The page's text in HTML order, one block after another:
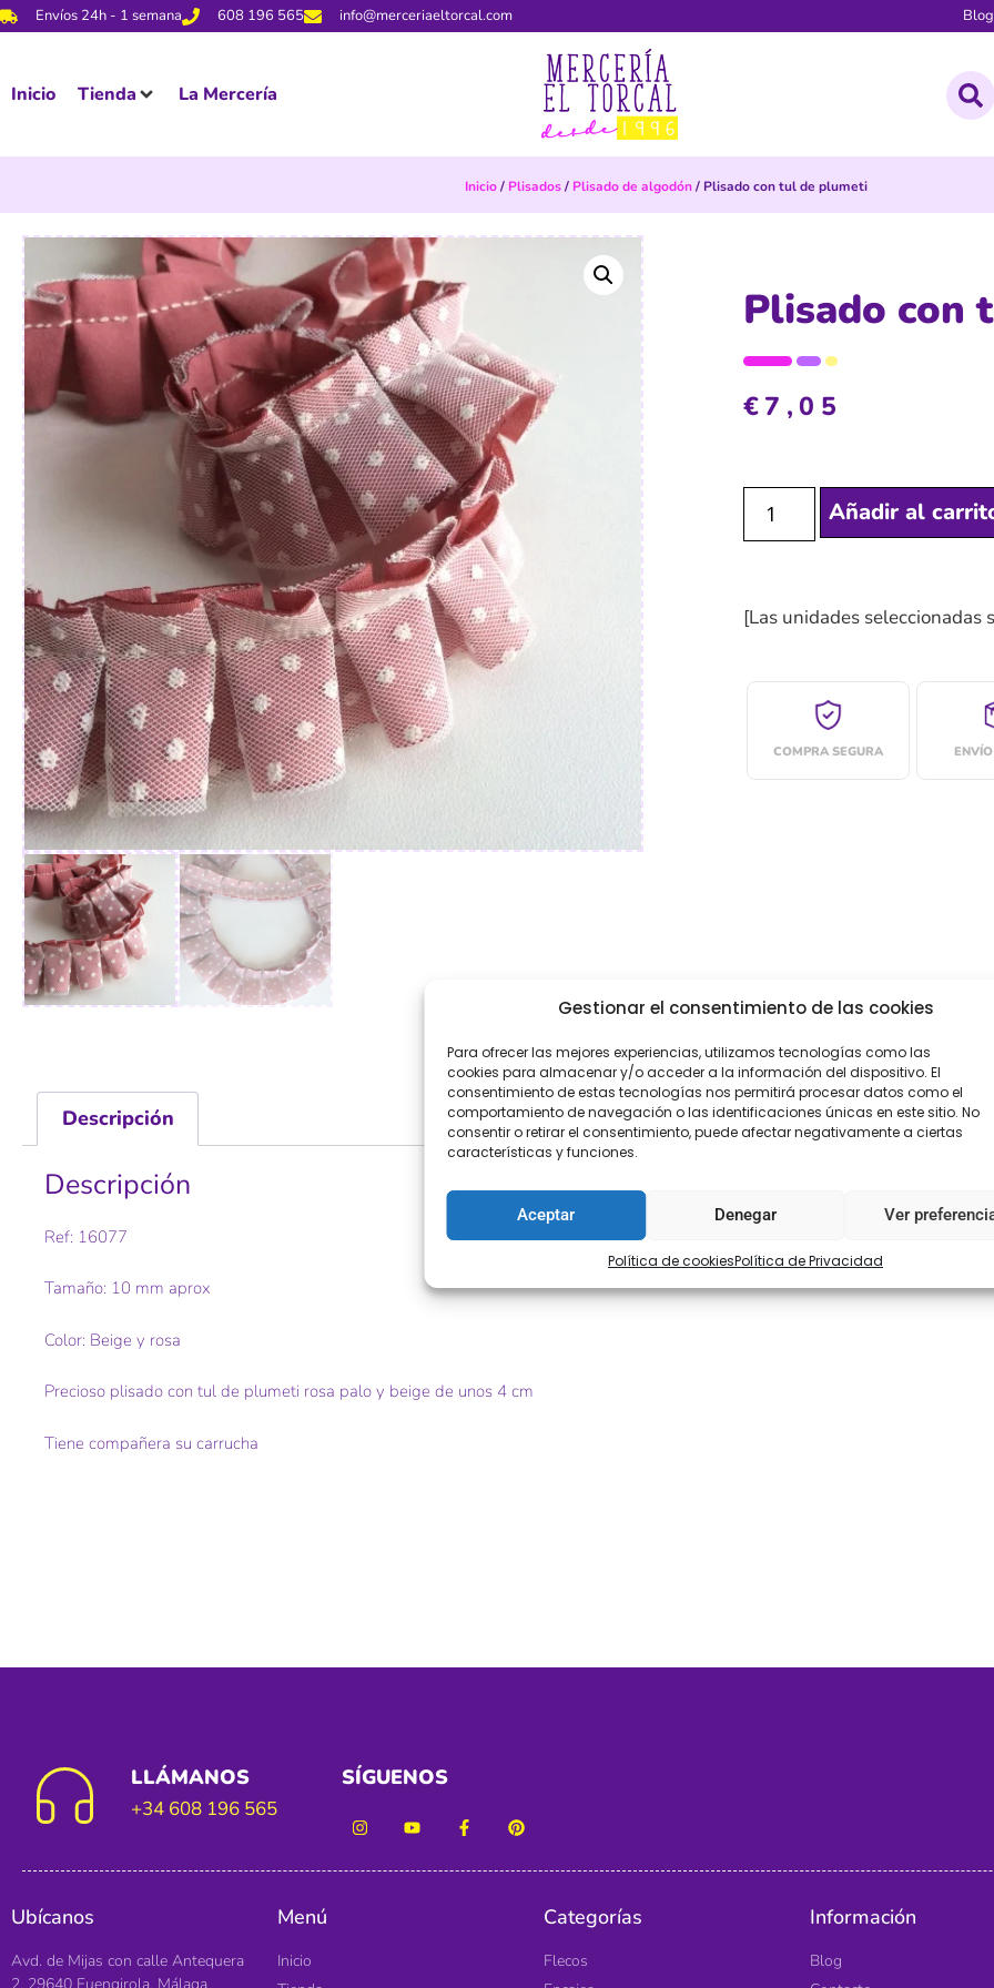
Gestionar el consentimiento de las cookies
Para ofrecer las mejores experiencias, utilizamos tecnologías como las
cookies para almacenar y/o acceder a la información del dispositivo. El
consentimiento de estas tecnologías nos permitirá procesar datos como el
comportamiento de navegación o las identificaciones únicas en este sitio. No
consentir o retirar el consentimiento, puede afectar negativamente a ciertas
características y funciones.
Aceptar Denegar Ver
Política de cookiesPolítica de Privacidad
Envíos 24h - 1 semana 608 196 565 info@merceriaeltorcal.com Blog
Inicio Tienda La Mercería
Inicio/ Plisados/ Plisado de algodón/ Plisado con tul de plumeti
Plisado con
€7,05
Añadir al
[Las unidades seleccionadas
COMPRA SEGURA
Descripción
Descripción
Ref: 16077
Tamaño: 10 mm aprox
Color: Beige y rosa
Precioso plisado con tul de plumeti rosa palo y beige de unos 4 cm
Tiene compañera su carrucha
LLÁMANOS
+34 608 196 565
SÍGUENOS
Ubícanos
Avd. de Mijas con calle Antequera
Menú
Inicio
Categorías
Flecos
Información
Blog